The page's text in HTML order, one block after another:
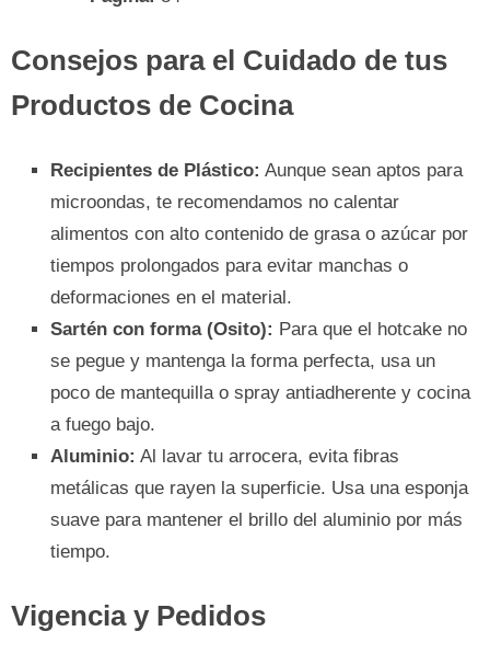
Consejos para el Cuidado de tus
Productos de Cocina
Recipientes de Plástico: Aunque sean aptos para
microondas, te recomendamos no calentar
alimentos con alto contenido de grasa o azúcar por
tiempos prolongados para evitar manchas o
deformaciones en el material.
Sartén con forma (Osito): Para que el hotcake no
se pegue y mantenga la forma perfecta, usa un
poco de mantequilla o spray antiadherente y cocina
a fuego bajo.
Aluminio: Al lavar tu arrocera, evita fibras
metálicas que rayen la superficie. Usa una esponja
suave para mantener el brillo del aluminio por más
tiempo.
Vigencia y Pedidos